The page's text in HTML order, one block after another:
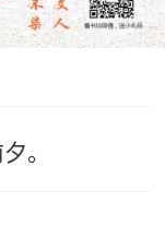
。